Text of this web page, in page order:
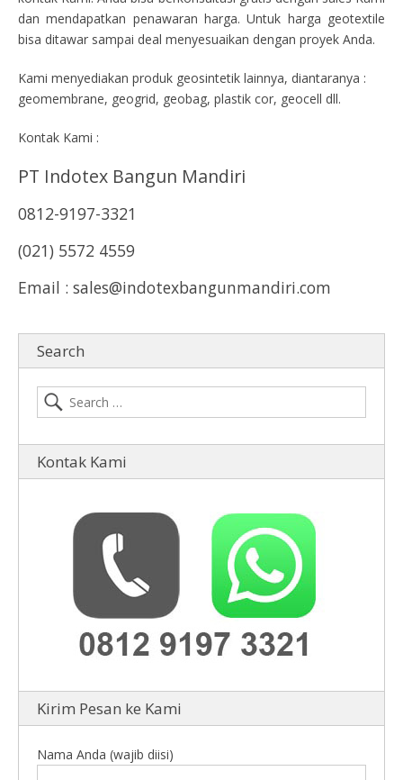
dan mendapatkan penawaran harga. Untuk harga geotextile
bisa ditawar sampai deal menyesuaikan dengan proyek Anda.
Kami menyediakan produk geosintetik lainnya, diantaranya :
geomembrane, geogrid, geobag, plastik cor, geocell dll.
Kontak Kami :
PT Indotex Bangun Mandiri
0812-9197-3321
(021) 5572 4559
Email : sales@indotexbangunmandiri.com
Search
Kontak Kami
Kirim Pesan ke Kami
Nama Anda (wajib diisi)